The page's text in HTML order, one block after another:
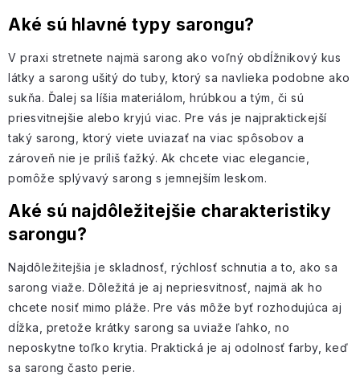
Aké sú hlavné typy sarongu?
V praxi stretnete najmä sarong ako voľný obdĺžnikový kus
látky a sarong ušitý do tuby, ktorý sa navlieka podobne ako
sukňa. Ďalej sa líšia materiálom, hrúbkou a tým, či sú
priesvitnejšie alebo kryjú viac. Pre vás je najpraktickejší
taký sarong, ktorý viete uviazať na viac spôsobov a
zároveň nie je príliš ťažký. Ak chcete viac elegancie,
pomôže splývavý sarong s jemnejším leskom.
Aké sú najdôležitejšie charakteristiky
sarongu?
Najdôležitejšia je skladnosť, rýchlosť schnutia a to, ako sa
sarong viaže. Dôležitá je aj nepriesvitnosť, najmä ak ho
chcete nosiť mimo pláže. Pre vás môže byť rozhodujúca aj
dĺžka, pretože krátky sarong sa uviaže ľahko, no
neposkytne toľko krytia. Praktická je aj odolnosť farby, keď
sa sarong často perie.